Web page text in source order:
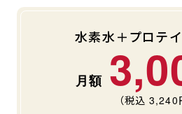
水素水＋プロテ
（税込 3,240